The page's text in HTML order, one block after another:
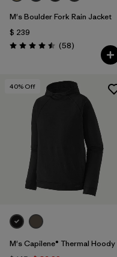
M's Boulder Fork Rain Jacket
$ 239
Valoración: 4.5 / 5
(58Comentarios
)
40% Off
M's Capilene® Thermal Hoody